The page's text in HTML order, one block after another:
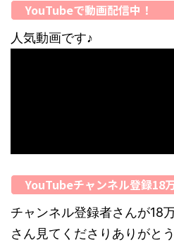
YouTubeで動画配信中！
人気動画です♪
YouTubeチャンネル登録18
チャンネル登録者さんが18
さん見てくださりありがと